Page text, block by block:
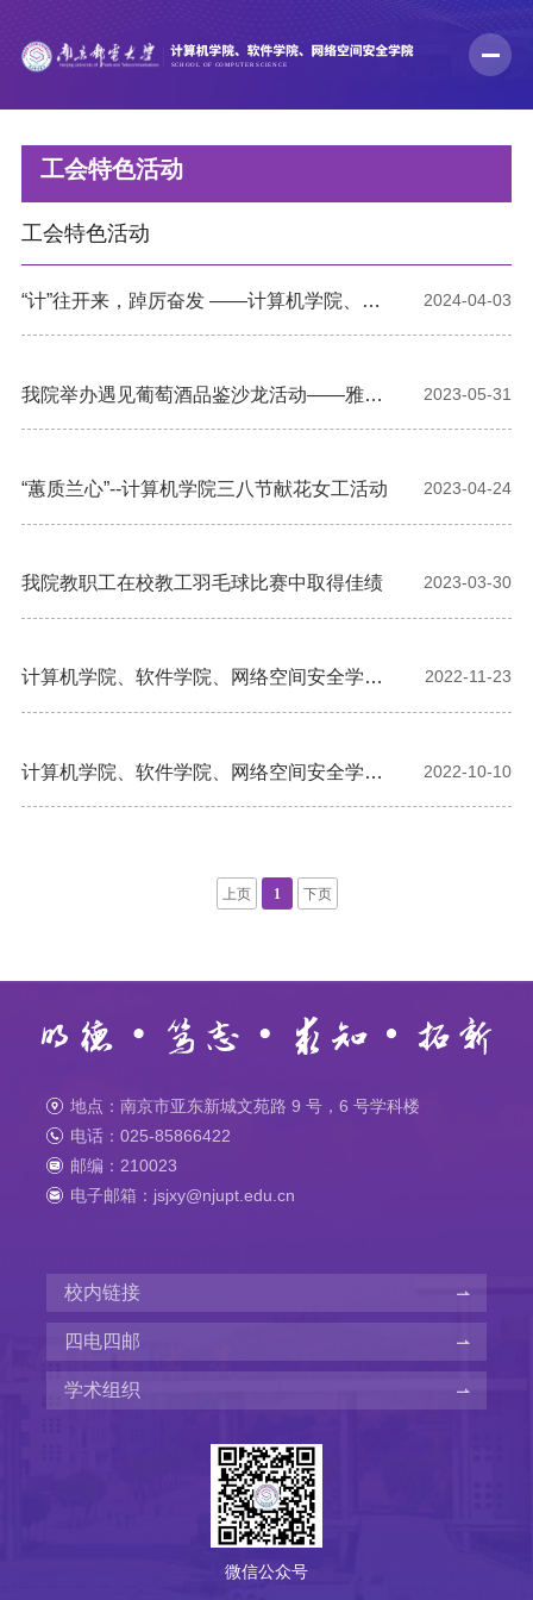
工会特色活动
工会特色活动
“计”往开来，踔厉奋发 ——计算机学院、软
件学院、网络空间安全学院开展“庆元旦 迎
2024-04-03
我院举办遇见葡萄酒品鉴沙龙活动——雅致
人生·献礼醇香的美酿
2023-05-31
“蕙质兰心”--计算机学院三八节献花女工活动 2023-04-24
我院教职工在校教工羽毛球比赛中取得佳绩 2023-03-30
计算机学院、软件学院、网络空间安全学院
开展“迎校庆，健身走”活动
2022-11-23
计算机学院、软件学院、网络空间安全学院
分工会举办花道体验活动
2022-10-10
上页 1 下页
地点：南京市亚东新城文苑路 9 号，6 号学科楼
电话：025-85866422
邮编：210023
电子邮箱：jsjxy@njupt.edu.cn
校内链接
四电四邮
学术组织
微信公众号